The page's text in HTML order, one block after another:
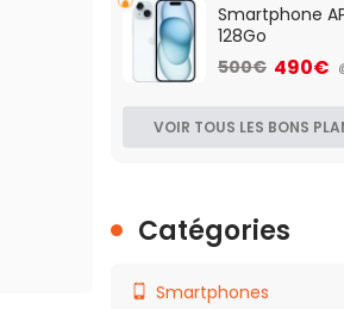
Smartphone
128Go
500€ 490€
VOIR TOUS LES BONS
Catégories
Smartphones